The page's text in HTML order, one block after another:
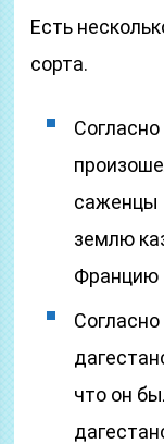
Есть
сорта.
саженцы
землю
Францию
что он